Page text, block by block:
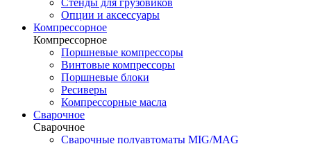
Стенды для грузовиков
Опции и аксессуары
Компрессорное
Компрессорное
Поршневые компрессоры
Винтовые компрессоры
Поршневые блоки
Ресиверы
Компрессорные масла
Сварочное
Сварочное
Сварочные полуавтоматы MIG/MAG